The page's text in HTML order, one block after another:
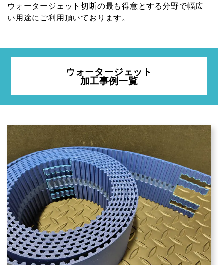
ウォータージェット切断の最も得意とする分野で幅広
い用途にご利用頂いております。
ウォータージェット
加工事例一覧